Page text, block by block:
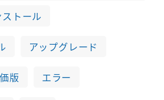
トール
アップグレード
版 エラー